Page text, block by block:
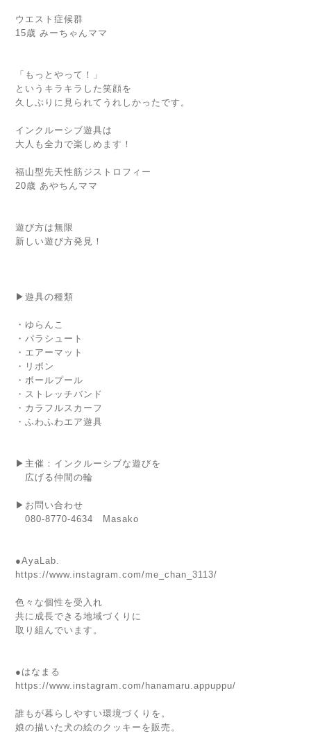
ウエスト症候群
15歳 みーちゃんママ
「もっとやって！」
というキラキラした笑顔を
久しぶりに見られてうれしかったです。
インクルーシブ遊具は
大人も全力で楽しめます！
福山型先天性筋ジストロフィー
20歳 あやちんママ
遊び方は無限
新しい遊び方発見！
▶遊具の種類
・ゆらんこ
・パラシュート
・エアーマット
・リボン
・ボールプール
・ストレッチバンド
・カラフルスカーフ
・ふわふわエア遊具
▶主催：インクルーシブな遊びを
広げる仲間の輪
▶お問い合わせ
080-8770-4634 Masako
●AyaLab.
https://www.instagram.com/me_chan_3113/
色々な個性を受入れ
共に成長できる地域づくりに
取り組んでいます。
●はなまる
https://www.instagram.com/hanamaru.appuppu/
誰もが暮らしやすい環境づくりを。
娘の描いた犬の絵のクッキーを販売。